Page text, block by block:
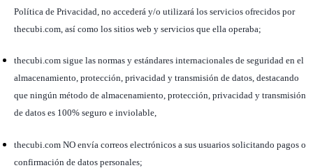
Política de Privacidad, no accederá y/o utilizará los servicios ofrecidos por
thecubi.com, así como los sitios web y servicios que ella operaba;
thecubi.com sigue las normas y estándares internacionales de seguridad en el
almacenamiento, protección, privacidad y transmisión de datos, destacando
que ningún método de almacenamiento, protección, privacidad y transmisión
de datos es 100% seguro e inviolable,
thecubi.com NO envía correos electrónicos a sus usuarios solicitando pagos o
confirmación de datos personales;